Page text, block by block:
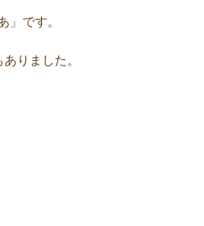
」です。
りました。